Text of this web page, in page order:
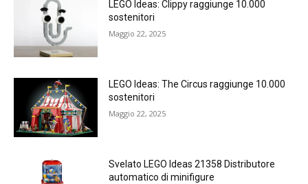
LEGO Ideas: Clippy raggiunge 10.000
sostenitori
Maggio 22, 2025
LEGO Ideas: The Circus raggiunge 10.000
sostenitori
Maggio 22, 2025
Svelato LEGO Ideas 21358 Distributore
automatico di minifigure